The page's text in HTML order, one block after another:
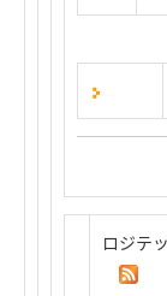
ロジテ